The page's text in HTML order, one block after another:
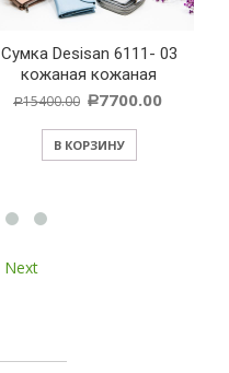
Cумка Desisan 6111- 03
кожаная кожаная
Р15400.00 Р7700.00
В КОРЗИНУ
Next